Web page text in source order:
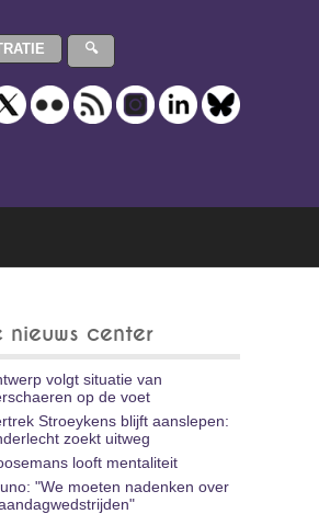
nieuws center
volgt situatie van
op de voet
Stroeykens blijft aanslepen:
zoekt uitweg
looft mentaliteit
"We moeten nadenken over